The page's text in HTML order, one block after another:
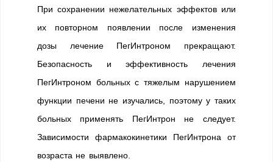
При сохранении нежелательных эффектов или
их повторном появлении после изменения
дозы лечение ПегИнтроном прекращают.
Безопасность и эффективность лечения
ПегИнтроном больных с тяжелым нарушением
функции печени не изучались, поэтому у таких
больных применять ПегИнтрон не следует.
Зависимости фармакокинетики ПегИнтрона от
возраста не выявлено.